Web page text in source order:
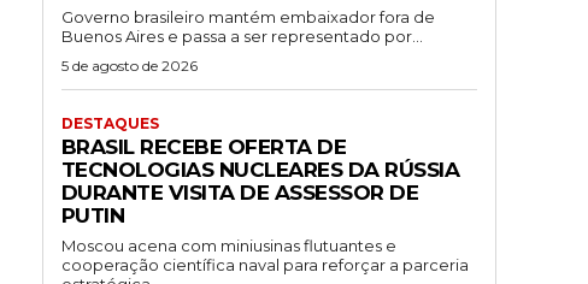
Governo brasileiro mantém embaixador fora de
Buenos Aires e passa a ser representado por...
5 de agosto de 2026
DESTAQUES
BRASIL RECEBE OFERTA DE
TECNOLOGIAS NUCLEARES DA RÚSSIA
DURANTE VISITA DE ASSESSOR DE
PUTIN
Moscou acena com miniusinas flutuantes e
cooperação científica naval para reforçar a parceria